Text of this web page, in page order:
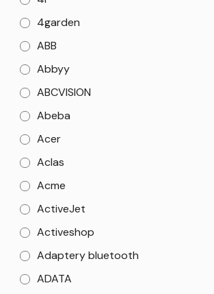
4garden
ABB
Abbyy
ABCVISION
Abeba
Acer
Aclas
Acme
ActiveJet
Activeshop
Adaptery bluetooth
ADATA